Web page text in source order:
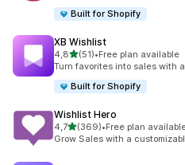
Built for Shopify
XB Wishlist
4,85 yıldız üzerinden
(51)
toplam 51 değerlendirme
•Free plan available
Turn favorites into sales with
Built for Shopify
Wishlist Hero
4,75 yıldız üzerinden
(369)
toplam 369 değerlendirme
•Free plan
Grow Sales with a